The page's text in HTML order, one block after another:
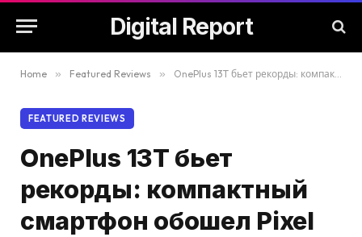
Digital Report
Home » Featured Reviews » OnePlus 13T бьет рекорды: компактный смартфон обошел Pixel 9A и iPhone 16E в тесте автономности
FEATURED REVIEWS
OnePlus 13T бьет
рекорды: компактный
смартфон обошел Pixel